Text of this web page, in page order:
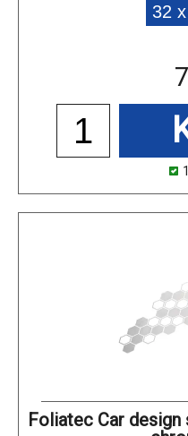
32
Foliatec Car